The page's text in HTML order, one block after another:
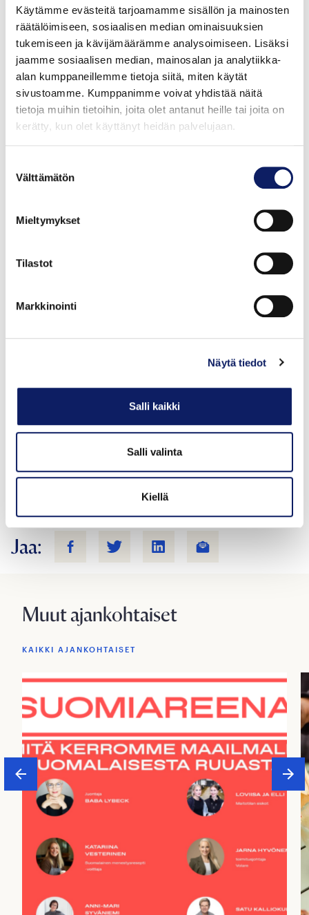
Käytämme evästeitä tarjoamamme sisällön ja mainosten
räätälöimiseen, sosiaalisen median ominaisuuksien
tukemiseen ja kävijämäärämme analysoimiseen. Lisäksi
jaamme sosiaalisen median, mainosalan ja analytiikka-
alan kumppaneillemme tietoja siitä, miten käytät
sivustoamme. Kumppanimme voivat yhdistää näitä
tietoja muihin tietoihin, joita olet antanut heille tai joita on
kerätty, kun olet käyttänyt heidän palvelujaan.
valinta
Välttämätön
Mieltymykset
Tilastot
Markkinointi
Näytä tiedot
Salli kaikki
Salli valinta
Kiellä
alkaen. Vuonna 2019 kilpailu palkittiin EMBLA Nordic
Food Awards -palkinnolla. Oppimateriaali on vapaasti
käytettävissä Saa Syödä -sivustolla. Vuodesta 2021
alkaen Hävikki-battlen järjestäjänä on toiminut
Ruokatieto Yhdistys ry.
ruokakasvatuksen asiantuntija
noora.laukkanen(at)ruokatieto.fi
Ruokatieto Yhdistys ry:n missio on ”rakkaudesta oman
suomalaisen ruokaketjun menestystä ja
arvostetuin alkuperämerkki Hyvää Suomesta. Yli 350
Seuraa Ruokatietoa somessa!
Facebook.com/Ruokatieto.fi
Twitter.com/Ruokatieto
Jaa:
Muut ajankohtaiset
KAIKKI AJANKOHTAISET